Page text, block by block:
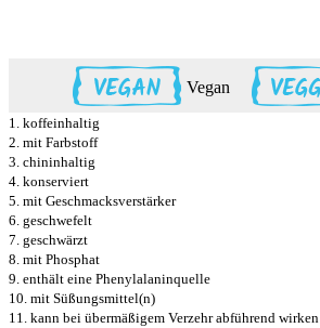
Vegan
1. koffeinhaltig
2. mit Farbstoff
3. chininhaltig
4. konserviert
5. mit Geschmacksverstärker
6. geschwefelt
7. geschwärzt
8. mit Phosphat
9. enthält eine Phenylalaninquelle
10. mit Süßungsmittel(n)
11. kann bei übermäßigem Verzehr abführend wirken